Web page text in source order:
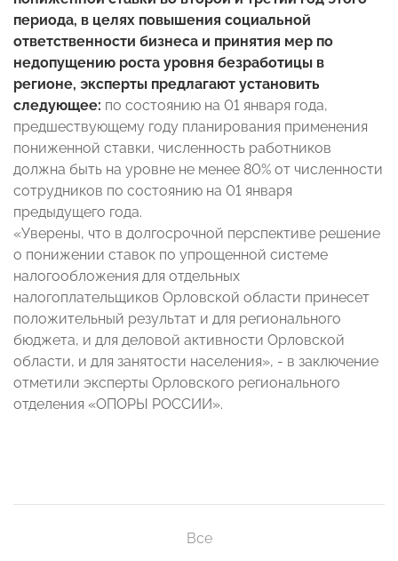
периода, в целях повышения социальной
ответственности бизнеса и принятия мер по
недопущению роста уровня безработицы в
регионе, эксперты предлагают установить
следующее: по состоянию на 01 января года,
предшествующему году планирования применения
пониженной ставки, численность работников
должна быть на уровне не менее 80% от численности
сотрудников по состоянию на 01 января
предыдущего года.
«Уверены, что в долгосрочной перспективе решение
о понижении ставок по упрощенной системе
налогообложения для отдельных
налогоплательщиков Орловской области принесет
положительный результат и для регионального
бюджета, и для деловой активности Орловской
области, и для занятости населения», - в заключение
отметили эксперты Орловского регионального
отделения «ОПОРЫ РОССИИ».
Все